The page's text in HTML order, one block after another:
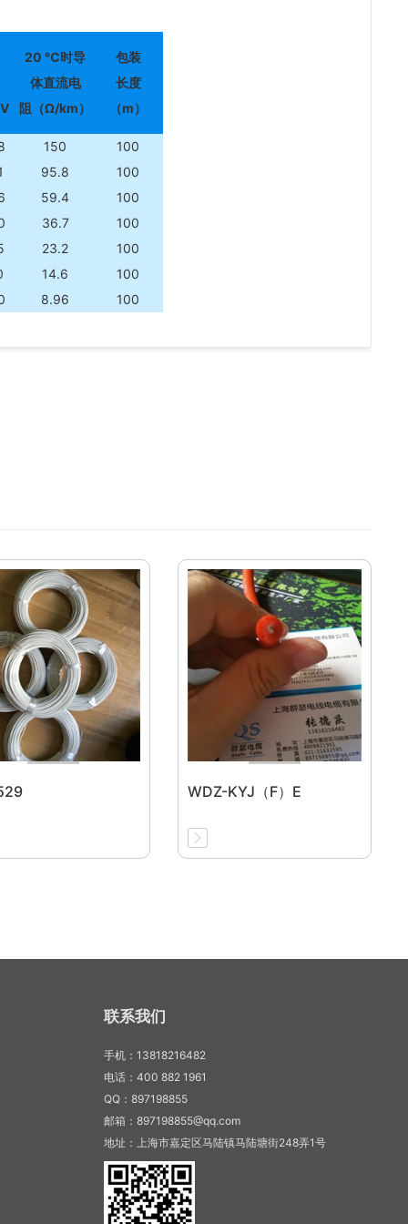
20 ℃时导
体直流电
阻（Ω/km）
包装
长度
（m）
150
100
95.8
100
59.4
100
36.7
100
23.2
100
14.6
100
8.96 100
WDZ-KYJ（F）E
联系我们
手机：13818216482
电话：400 882 1961
QQ：897198855
邮箱：897198855@qq.com
地址：上海市嘉定区马陆镇马陆塘街248弄1号